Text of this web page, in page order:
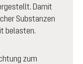
Damit
Substanzen
belasten.
zum